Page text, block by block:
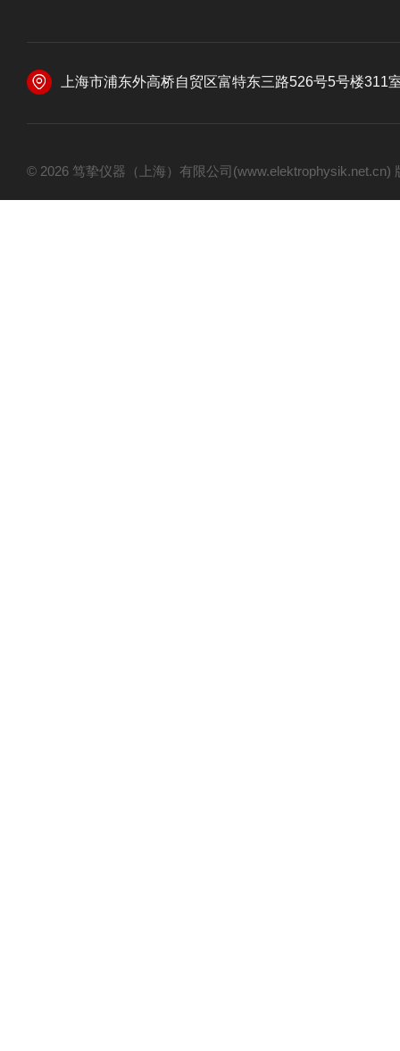
上海市浦东外高桥自贸区富特东三路526号5号楼311
© 2026 笃挚仪器（上海）有限公司